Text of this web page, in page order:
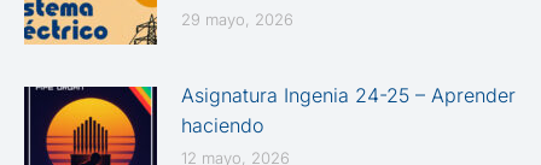
29 mayo, 2026
Asignatura Ingenia 24-25 – Aprender
haciendo
12 mayo, 2026